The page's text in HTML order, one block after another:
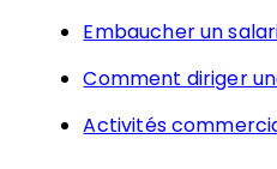
Embaucher un
Comment diriger
Activités